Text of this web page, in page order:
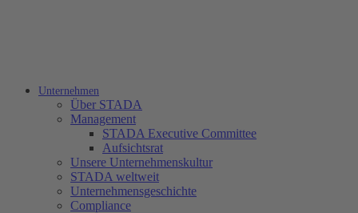
Unternehmen
Über STADA
Management
STADA Executive Committee
Aufsichtsrat
Unsere Unternehmenskultur
STADA weltweit
Unternehmensgeschichte
Compliance